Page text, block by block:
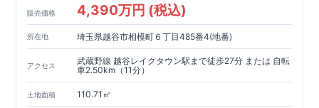
販売価格 4,390万円 (税込)
所在地 埼玉県越谷市相模町６丁目485番4(地番)
アクセス
武蔵野線 越谷レイクタウン駅まで徒歩27分 または 自転
車2.50km（11分）
土地面積 110.71㎡